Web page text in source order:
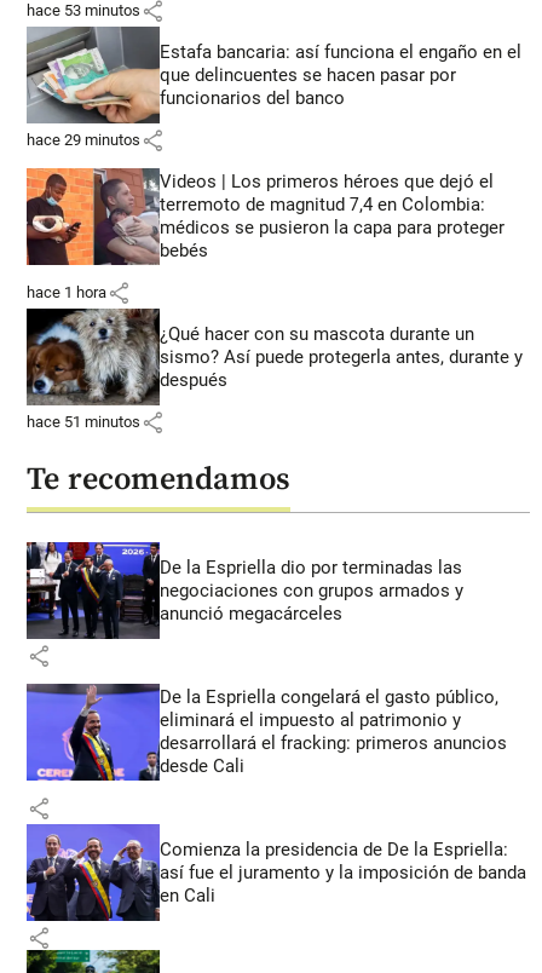
hace 53 minutos share
Estafa bancaria: así funciona el engaño en el
que delincuentes se hacen pasar por
funcionarios del banco
hace 29 minutos share
Videos | Los primeros héroes que dejó el
terremoto de magnitud 7,4 en Colombia:
médicos se pusieron la capa para proteger
bebés
hace 1 hora share
¿Qué hacer con su mascota durante un
sismo? Así puede protegerla antes, durante y
después
hace 51 minutos share
Te recomendamos
De la Espriella dio por terminadas las
negociaciones con grupos armados y
anunció megacárceles
share
De la Espriella congelará el gasto público,
eliminará el impuesto al patrimonio y
desarrollará el fracking: primeros anuncios
desde Cali
share
Comienza la presidencia de De la Espriella:
así fue el juramento y la imposición de banda
en Cali
share